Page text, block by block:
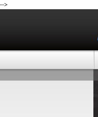
-->